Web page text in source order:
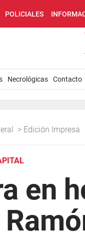
POLICIALES
Necrológicas Contacto
> Edición Impresa
en